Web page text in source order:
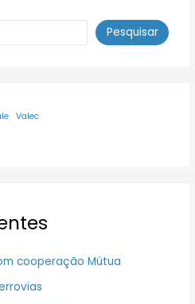
Pesquisar
Valec
cooperação Mútua